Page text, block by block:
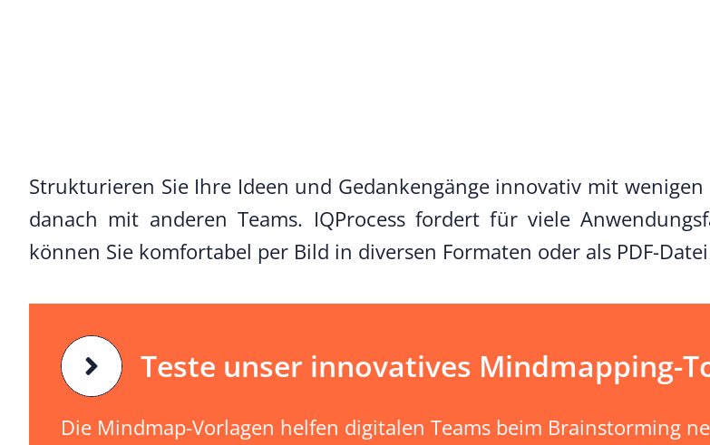
Strukturieren Sie Ihre Ideen und Gedankengänge innovativ mit
danach mit anderen Teams. IQProcess fordert für viele
können Sie komfortabel per Bild in diversen Formaten oder als PDF-
Teste unser innovatives Mindmapping-
Die Mindmap-Vorlagen helfen digitalen Teams beim Brainstorming